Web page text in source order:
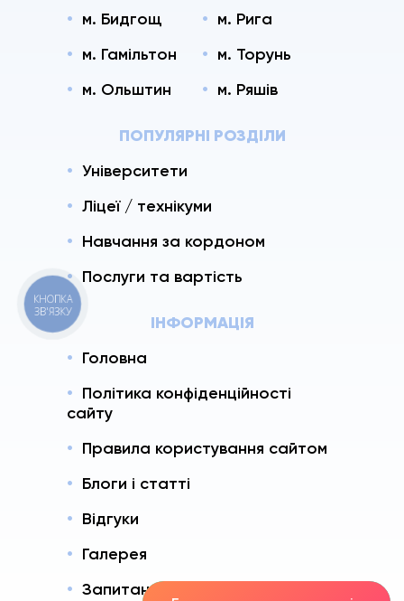
м. Бидгощ
м. Рига
м. Гамільтон
м. Торунь
м. Ольштин
м. Ряшів
ПОПУЛЯРНІ РОЗДІЛИ
Університети
Ліцеї / технікуми
Навчання за кордоном
Послуги та вартість
ІНФОРМАЦІЯ
Головна
Політика конфіденційності
сайту
Правила користування сайтом
Блоги і статті
Відгуки
Галерея
Запитання і Відповіді
КНОПКА
ЗВ'ЯЗКУ